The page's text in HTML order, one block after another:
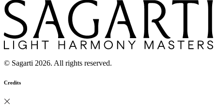
© Sagarti 2026. All rights reserved.
Credits